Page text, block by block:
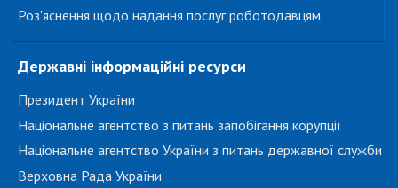
Роз'яснення щодо надання послуг роботодавцям
Державні інформаційні ресурси
Президент України
Національне агентство з питань запобігання корупції
Національне агентство України з питань державної служби
Верховна Рада України